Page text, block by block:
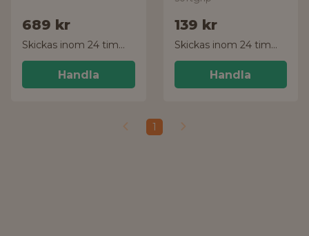
689 kr
Skickas inom 24 timmar!
Handla
139 kr
Skickas inom 24 timmar!
Handla
1